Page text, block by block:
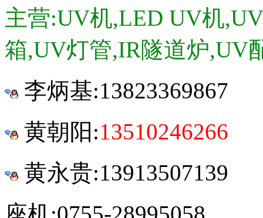
主营:UV机,LED UV机
箱,UV灯管,IR隧道炉,UV
李炳基:13823369867
黄朝阳:13510246266
黄永贵:13913507139